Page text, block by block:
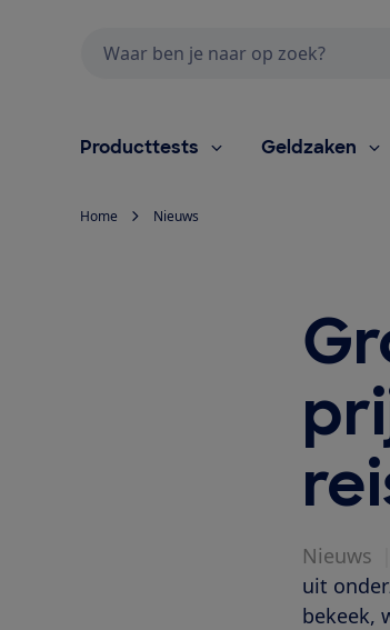
Producttests Geldzaken
Home Nieuws
Nieuws
uit
bekeek,